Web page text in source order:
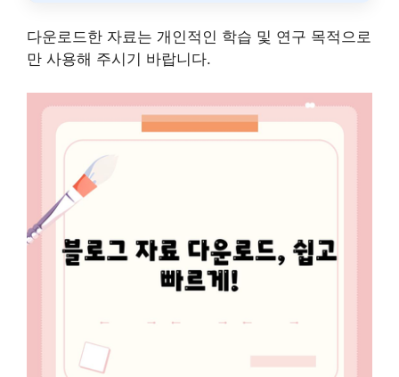
다운로드한 자료는 개인적인 학습 및 연구 목적으로
만 사용해 주시기 바랍니다.